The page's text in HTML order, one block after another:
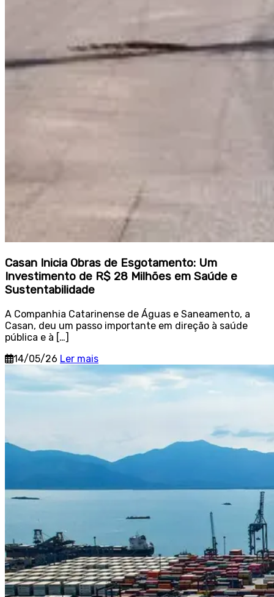
Casan Inicia Obras de Esgotamento: Um
Investimento de R$ 28 Milhões em Saúde e
Sustentabilidade
A Companhia Catarinense de Águas e Saneamento, a
Casan, deu um passo importante em direção à saúde
pública e à […]
14/05/26 Ler mais